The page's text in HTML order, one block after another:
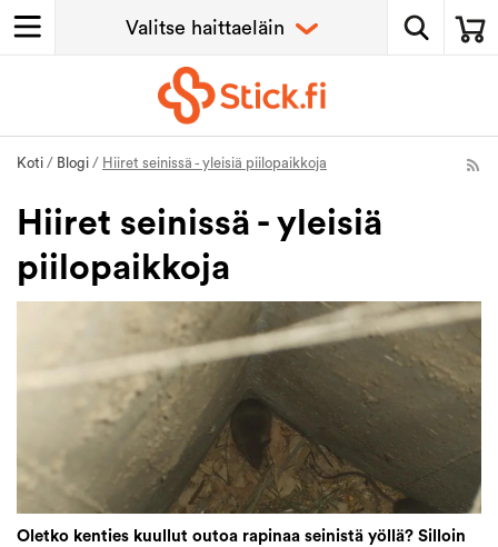
Koti / Blogi / Hiiret seinissä - yleisiä piilopaikkoja
Hiiret seinissä - yleisiä
piilopaikkoja
Oletko kenties kuullut outoa rapinaa seinistä yöllä? Silloin